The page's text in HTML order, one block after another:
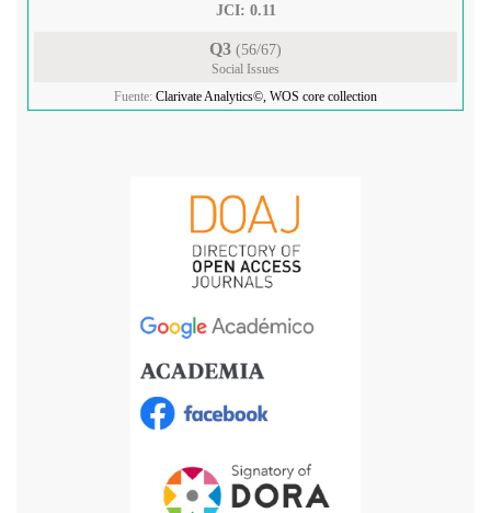
JCI: 0.11
Q3 (56/67)
Social Issues
Fuente: Clarivate Analytics©, WOS core collection